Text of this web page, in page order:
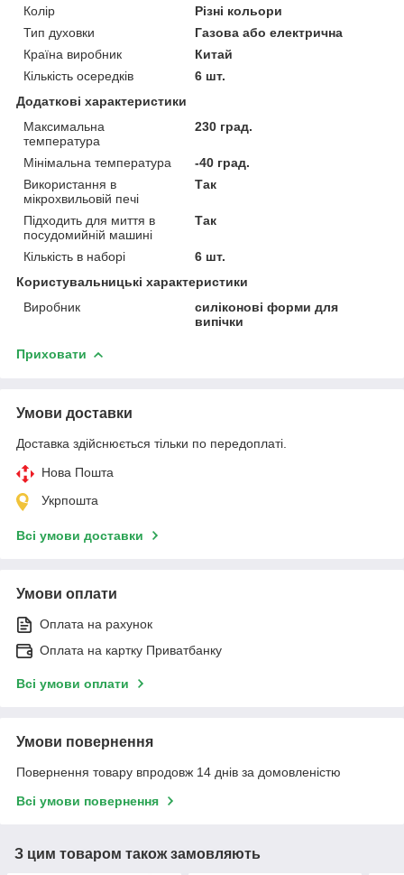
Колір
Різні кольори
Тип духовки
Газова або електрична
Країна виробник
Китай
Кількість осередків
6 шт.
Додаткові характеристики
Максимальна
температура
230 град.
Мінімальна температура
-40 град.
Використання в
мікрохвильовій печі
Так
Підходить для миття в
посудомийній машині
Так
Кількість в наборі
6 шт.
Користувальницькі характеристики
Виробник
силіконові форми для
випічки
Приховати
Умови доставки
Доставка здійснюється тільки по передоплаті.
Нова Пошта
Укрпошта
Всі умови доставки
Умови оплати
Оплата на рахунок
Оплата на картку Приватбанку
Всі умови оплати
Умови повернення
Повернення товару впродовж 14 днів за домовленістю
Всі умови повернення
З цим товаром також замовляють